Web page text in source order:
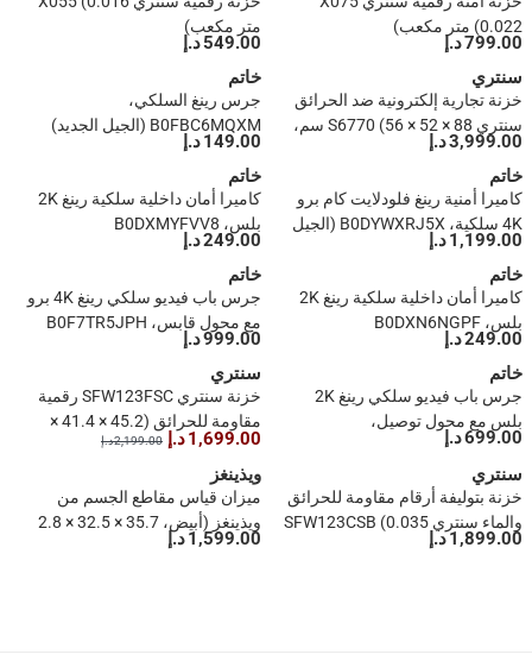
(0.022 متر مكعب)
799.00 د.إ
متر مكعب)
549.00 د.إ
سنتري
خزنة تجارية إلكترونية ضد الحرائق
سنتري S6770 (56 × 52 × 88 سم،
0.045 متر مكعب)
3,999.00 د.إ
خاتم
جرس رينغ السلكي،
B0FBC6MQXM (الجيل الجديد)
149.00 د.إ
خاتم
كاميرا أمنية رينغ فلودلايت كام برو
4K سلكية، B0DYWXRJ5X (الجيل
الجديد)
1,199.00 د.إ
خاتم
كاميرا أمان داخلية سلكية رينغ 2K
بلس، B0DXMYFVV8
249.00 د.إ
خاتم
كاميرا أمان داخلية سلكية رينغ 2K
بلس، B0DXN6NGPF
249.00 د.إ
خاتم
جرس باب فيديو سلكي رينغ 4K برو
مع محول قابس، B0F7TR5JPH
(الجيل الجديد)
999.00 د.إ
خاتم
جرس باب فيديو سلكي رينغ 2K
بلس مع محول توصيل،
B0F9D15DSD (الجيل الجديد)
699.00 د.إ
سنتري
خزنة سنتري SFW123FSC رقمية
مقاومة للحرائق (45.2 × 41.4 ×
49.02 سم، أسود)
1,699.00 د.إ 2,199.00 د.إ
سنتري
خزنة بتوليفة أرقام مقاومة للحرائق
والماء سنتري SFW123CSB (0.035
متر مكعب)
1,899.00 د.إ
ويذينغز
ميزان قياس مقاطع الجسم من
ويذينغز (أبيض، 35.7 × 32.5 × 2.8
سم)
1,599.00 د.إ